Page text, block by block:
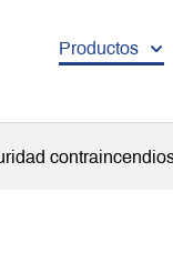
Productos